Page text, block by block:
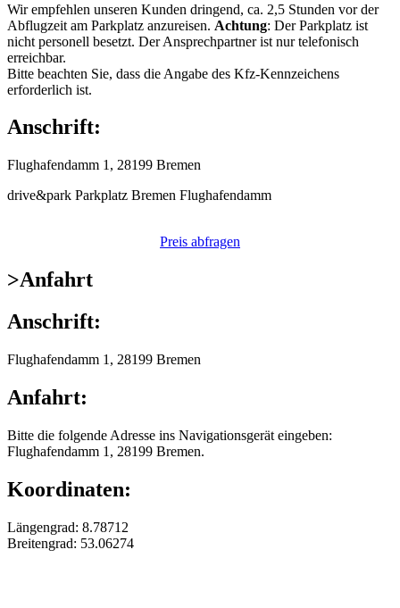
Wir empfehlen unseren Kunden dringend, ca. 2,5 Stunden vor der
Abflugzeit am Parkplatz anzureisen. Achtung: Der Parkplatz ist
nicht personell besetzt. Der Ansprechpartner ist nur telefonisch
erreichbar.
Bitte beachten Sie, dass die Angabe des Kfz-Kennzeichens
erforderlich ist.
Anschrift:
Flughafendamm 1, 28199 Bremen
drive&park Parkplatz Bremen Flughafendamm
Preis abfragen
>Anfahrt
Anschrift:
Flughafendamm 1, 28199 Bremen
Anfahrt:
Bitte die folgende Adresse ins Navigationsgerät eingeben:
Flughafendamm 1, 28199 Bremen.
Koordinaten:
Längengrad: 8.78712
Breitengrad: 53.06274